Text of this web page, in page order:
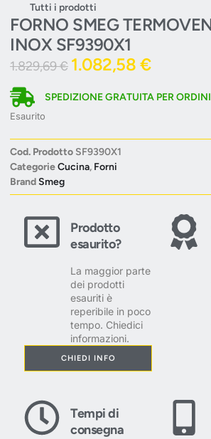
Tutti i prodotti
FORNO SMEG
INOX SF9390X1
1.829,69€ 1.082,58 €
SPEDIZIONE GRATUITA PER
Esaurito
Cod. Prodotto SF9390X1
CategorieCucina, Forni
BrandSmeg
Prodotto
esaurito?
La maggior parte
dei prodotti
esauriti è
reperibile in poco
tempo. Chiedici
informazioni.
CHIEDI INFO
Tempi di
consegna